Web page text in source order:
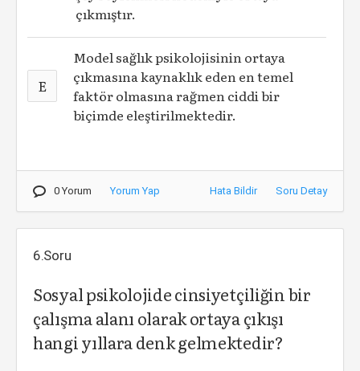
çıkmıştır.
E
Model sağlık psikolojisinin ortaya
çıkmasına kaynaklık eden en temel
faktör olmasına rağmen ciddi bir
biçimde eleştirilmektedir.
0 Yorum Yorum Yap Hata Bildir Soru Detay
6.Soru
Sosyal psikolojide cinsiyetçiliğin bir
çalışma alanı olarak ortaya çıkışı
hangi yıllara denk gelmektedir?